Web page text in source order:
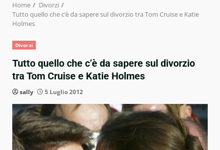
Home
Divorzi
Tutto quello che c’è da sapere sul divorzio tra Tom Cruise e Katie
Holmes
Divorzi
Tutto quello che c’è da sapere sul divorzio
tra Tom Cruise e Katie Holmes
sally 5 Luglio 2012